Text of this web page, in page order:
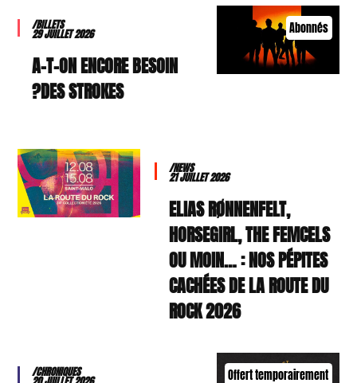
Abonnés
/BILLETS
29 JUILLET 2026
A-T-ON ENCORE BESOIN
DES STROKES?
/NEWS
21 JUILLET 2026
ELIAS RØNNENFELT,
HORSEGIRL, THE FEMCELS
OU MOIN… : NOS PÉPITES
CACHÉES DE LA ROUTE DU
ROCK 2026
Offert temporairement
/CHRONIQUES